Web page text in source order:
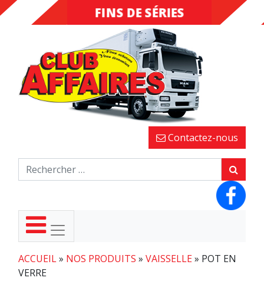
DESTOCKAGE
FINS DE SÉRIES
Contactez-nous
ACCUEIL» NOS PRODUITS » VAISSELLE» POT EN
VERRE